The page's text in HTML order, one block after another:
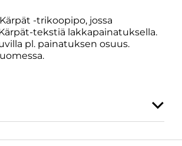
-trikoopipo, jossa
tekstiä lakkapainatuksella.
pl. painatuksen osuus.
31987-1